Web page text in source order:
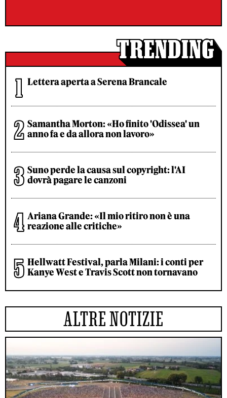
Lettera aperta a Serena Brancale
Samantha Morton: «Ho finito 'Odissea' un
anno fa e da allora non lavoro»
Suno perde la causa sul copyright: l'AI
dovrà pagare le canzoni
Ariana Grande: «Il mio ritiro non è una
reazione alle critiche»
Hellwatt Festival, parla Milani: i conti per
Kanye West e Travis Scott non tornavano
ALTRE NOTIZIE